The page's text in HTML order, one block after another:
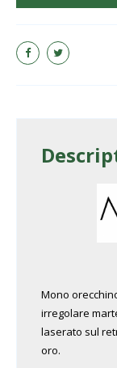
Mono
irregolare
laserato sul
oro.